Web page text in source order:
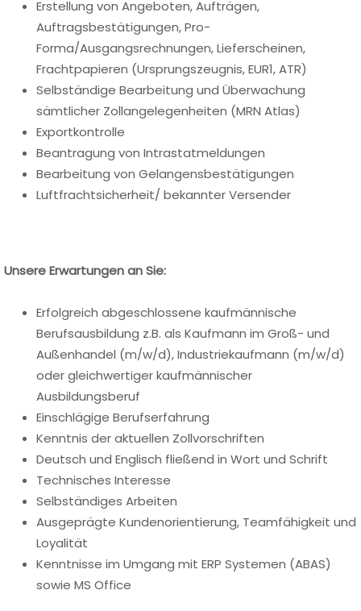
Erstellung von Angeboten, Aufträgen,
Auftragsbestätigungen, Pro-
Forma/Ausgangsrechnungen, Lieferscheinen,
Frachtpapieren (Ursprungszeugnis, EUR1, ATR)
Selbständige Bearbeitung und Überwachung
sämtlicher Zollangelegenheiten (MRN Atlas)
Exportkontrolle
Beantragung von Intrastatmeldungen
Bearbeitung von Gelangensbestätigungen
Luftfrachtsicherheit/ bekannter Versender
Unsere Erwartungen an Sie:
Erfolgreich abgeschlossene kaufmännische
Berufsausbildung z.B. als Kaufmann im Groß- und
Außenhandel (m/w/d), Industriekaufmann (m/w/d)
oder gleichwertiger kaufmännischer
Ausbildungsberuf
Einschlägige Berufserfahrung
Kenntnis der aktuellen Zollvorschriften
Deutsch und Englisch fließend in Wort und Schrift
Technisches Interesse
Selbständiges Arbeiten
Ausgeprägte Kundenorientierung, Teamfähigkeit und
Loyalität
Kenntnisse im Umgang mit ERP Systemen (ABAS)
sowie MS Office